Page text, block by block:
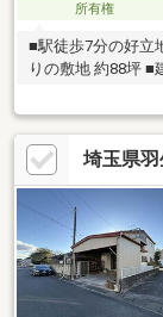
所有権
■駅徒歩7分の好立
りの敷地 約88坪 ■
埼玉県